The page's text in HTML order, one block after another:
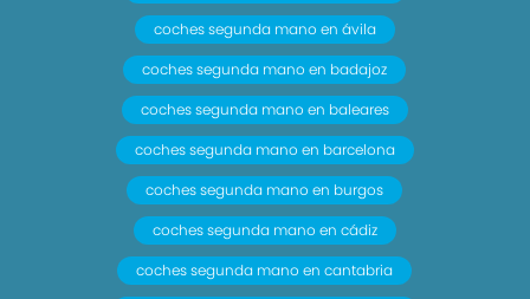
coches segunda mano en ávila
coches segunda mano en badajoz
coches segunda mano en baleares
coches segunda mano en barcelona
coches segunda mano en burgos
coches segunda mano en cádiz
coches segunda mano en cantabria